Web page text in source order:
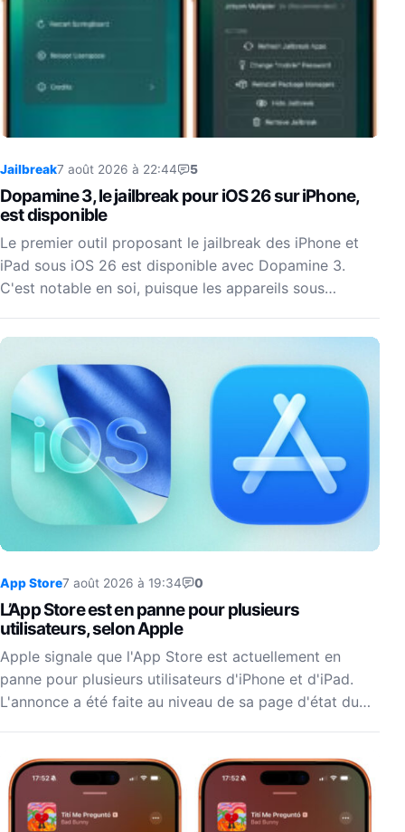
Jailbreak7 août 2026 à 22:44 5
Dopamine 3, le jailbreak pour iOS 26 sur iPhone,
est disponible
Le premier outil proposant le jailbreak des iPhone et
iPad sous iOS 26 est disponible avec Dopamine 3.
C'est notable en soi, puisque les appareils sous…
App Store7 août 2026 à 19:34 0
L’App Store est en panne pour plusieurs
utilisateurs, selon Apple
Apple signale que l'App Store est actuellement en
panne pour plusieurs utilisateurs d'iPhone et d'iPad.
L'annonce a été faite au niveau de sa page d'état du…